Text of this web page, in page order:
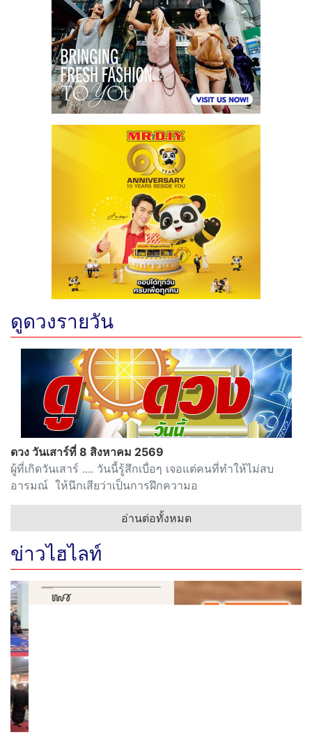
ดูดวงรายวัน
ดวง วันเสาร์ที่ 8 สิงหาคม 2569
ผู้ที่เกิดวันเสาร์ .... วันนี้รู้สึกเบื่อๆ เจอแต่คนที่ทำให้ไม่สบ
อารมณ์ ให้นึกเสียว่าเป็นการฝึกความอ
อ่านต่อทั้งหมด
ข่าวไฮไลท์